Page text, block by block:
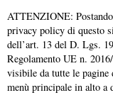
ATTENZIONE:
privacy policy di questo
dell’art. 13 del D. Lgs.
Regolamento UE n.
visibile da tutte le
menù principale in alto a